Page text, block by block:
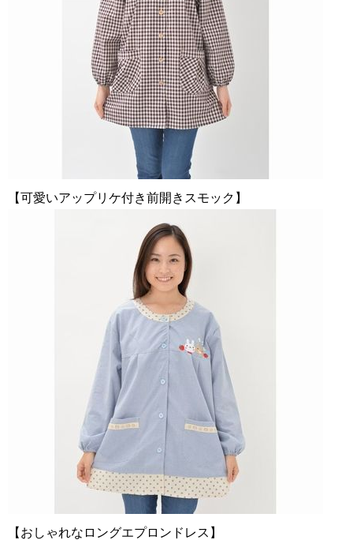
【可愛いアップリケ付き前開きスモック】
【おしゃれなロングエプロンドレス】